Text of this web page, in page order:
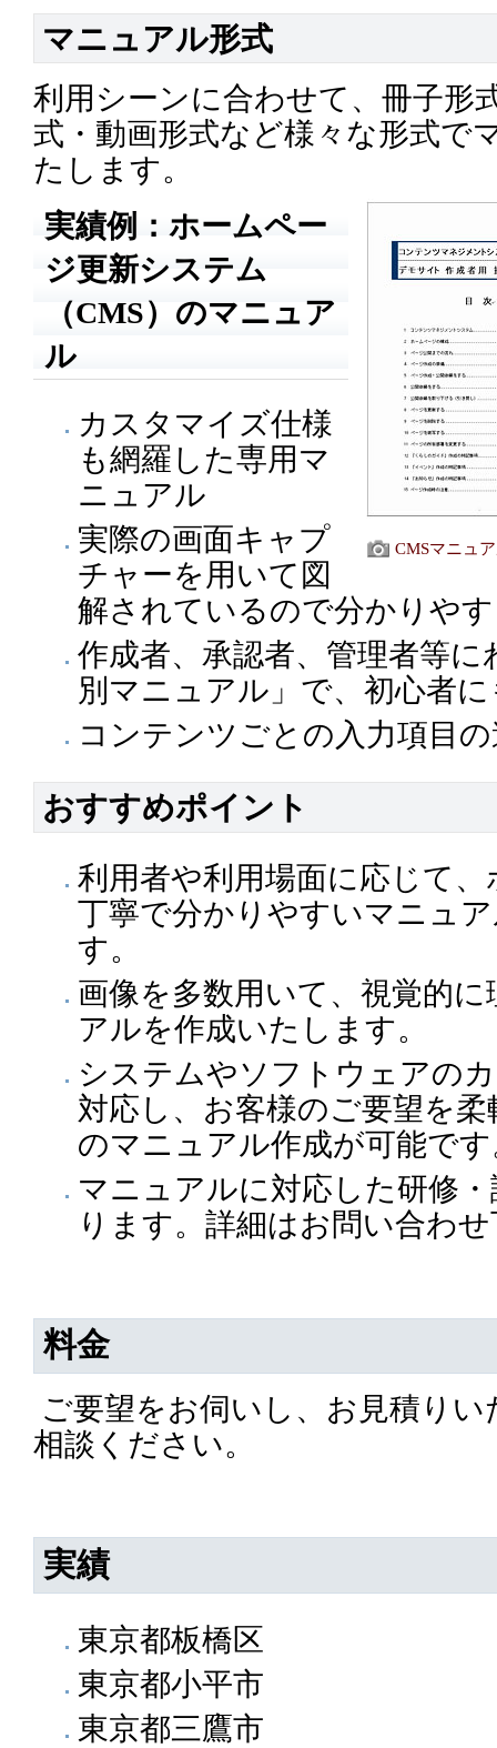
マニュアル形式
利用シーンに合わせて、冊子形
式・動画形式など様々な形式で
たします。
CMSマニュ
実績例：ホームペー
ジ更新システム
（CMS）のマニュア
ル
カスタマイズ仕様
も網羅した専用マ
ニュアル
実際の画面キャプ
チャーを用いて図
解されているので分かりや
作成者、承認者、管理者等
別マニュアル」で、初心者
コンテンツごとの入力項目
おすすめポイント
利用者や利用場面に応じて
丁寧で分かりやすいマニュ
す。
画像を多数用いて、視覚的
アルを作成いたします。
システムやソフトウェアの
対応し、お客様のご要望を
のマニュアル作成が可能で
マニュアルに対応した研修
ります。詳細はお問い合わ
料金
ご要望をお伺いし、お見積り
相談ください。
実績
東京都板橋区
東京都小平市
東京都三鷹市